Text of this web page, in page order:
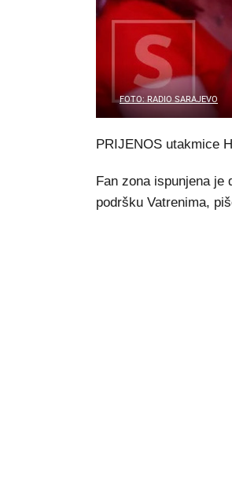
FOTO: RADIO SARAJEVO
PRIJENOS utakmice
Fan zona ispunjena je
podršku Vatrenima,